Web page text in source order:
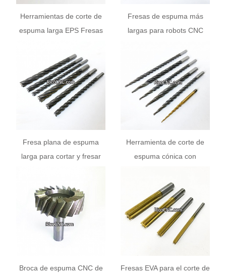
Herramientas de corte de
espuma larga EPS Fresas
Fresas de espuma más
largas para robots CNC
Fresa plana de espuma
larga para cortar y fresar
Herramienta de corte de
espuma cónica con
fresado cónico para el
tallado de espuma EPS
Broca de espuma CNC de
Fresas EVA para el corte de